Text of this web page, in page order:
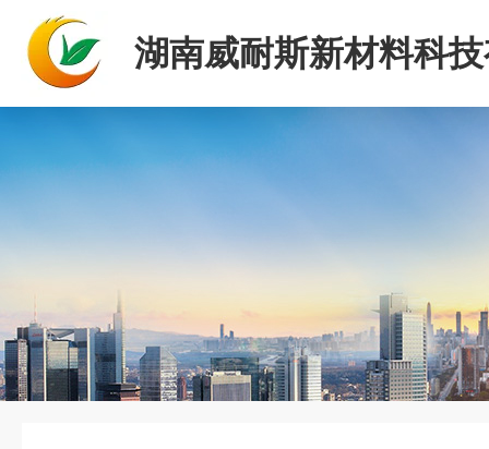
湖南威耐斯新材料科
司